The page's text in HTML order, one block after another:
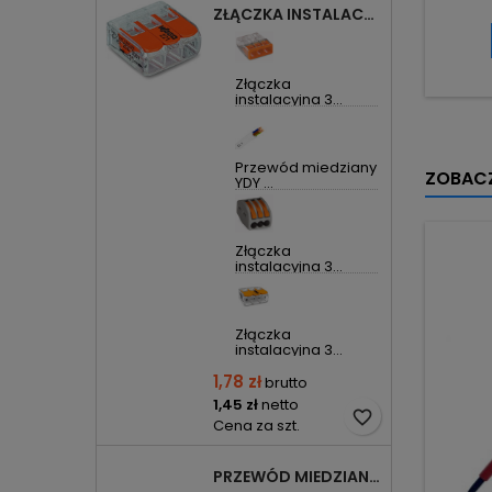
ZŁĄCZKA INSTALACYJNA 3X UNIWERSALNA COMPACT 221-413 WAGO
Złączka
instalacyjna 3...
Przewód miedziany
YDY ...
Złączka
instalacyjna 3...
Złączka
instalacyjna 3...
1,78 złbrutto
1,45 złnetto
Cena za szt.
favorite_border
PRZEWÓD MIEDZIANY YDYP DRUT 3X1,5MM2 ŻO 450/750V